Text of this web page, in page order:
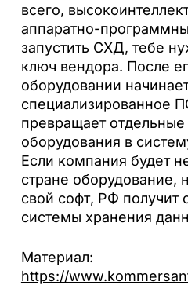
всего,
аппаратно-
запустить СХД, тебе
ключ вендора. После
оборудовании
специализированное
превращает
оборудования в
Если компания будет
стране оборудование,
свой софт, РФ получит
системы хранения
Материал:
https://